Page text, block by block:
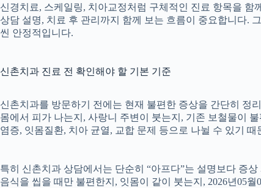
신경치료, 스케일링, 치아교정처럼 구체적인 진료 항목을 함
상담 설명, 치료 후 관리까지 함께 보는 흐름이 중요합니다.
씬 안정적입니다.
신촌치과 진료 전 확인해야 할 기본 기준
신촌치과를 방문하기 전에는 현재 불편한 증상을 간단히 정
몸에서 피가 나는지, 사랑니 주변이 붓는지, 기존 보철물이
염증, 잇몸질환, 치아 균열, 교합 문제 등으로 나뉠 수 있기
특히 신촌치과 상담에서는 단순히 “아프다”는 설명보다 증
음식을 씹을 때만 불편한지, 잇몸이 같이 붓는지, 2026년05